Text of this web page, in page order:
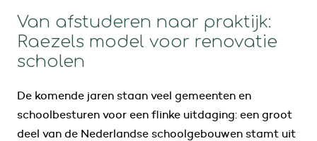
Van afstuderen naar praktijk:
Raezels model voor renovatie
scholen
De komende jaren staan veel gemeenten en
schoolbesturen voor een flinke uitdaging: een groot
deel van de Nederlandse schoolgebouwen stamt uit